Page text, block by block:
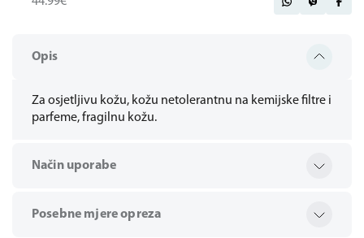
Opis
Za osjetljivu kožu, kožu netolerantnu na kemijske filtre i
parfeme, fragilnu kožu.
Način uporabe
Posebne mjere opreza